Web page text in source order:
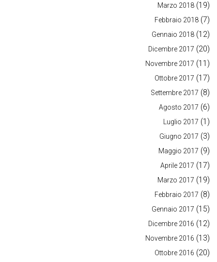
Marzo 2018 (19)
Febbraio 2018 (7)
Gennaio 2018 (12)
Dicembre 2017 (20)
Novembre 2017 (11)
Ottobre 2017 (17)
Settembre 2017 (8)
Agosto 2017 (6)
Luglio 2017 (1)
Giugno 2017 (3)
Maggio 2017 (9)
Aprile 2017 (17)
Marzo 2017 (19)
Febbraio 2017 (8)
Gennaio 2017 (15)
Dicembre 2016 (12)
Novembre 2016 (13)
Ottobre 2016 (20)